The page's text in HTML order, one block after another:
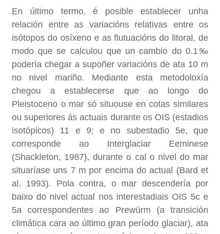
En último termo, é posible establecer unha
relación entre as variacións relativas entre os
isótopos do osíxeno e as flutuacións do litoral, de
modo que se calculou que un cambio do 0.1‰
podería chegar a supoñer variacións de ata 10 m
no nivel mariño. Mediante esta metodoloxía
chegou a establecerse que ao longo do
Pleistoceno o mar só situouse en cotas similares
ou superiores ás actuais durante os OIS (estadios
isotópicos) 11 e 9; e no subestadio 5e, que
corresponde ao Interglaciar Eeminese
(Shackleton, 1987), durante o cal o nivel do mar
situaríase uns 7 m por encima do actual (Bard et
al. 1993). Pola contra, o mar descendería por
baixo do nivel actual nos interestadiais OIS 5c e
5a correspondentes ao Prewürm (a transición
climática cara ao último gran período glaciar), ata